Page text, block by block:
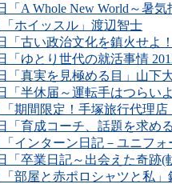
「A Whole New World～暑
「ホイッスル」渡辺智士
「古い政治文化を鎮火せよ
「ゆとり世代の就活事情
「真実を見極める目」山下
「半休届～運転手はつらい
「期間限定！手塚旅行代理
「育成コーチ、話題を求め
「インターン日記－ユニフ
「卒業日記～出会えた奇跡(
「部屋と赤ポロシャツと私」